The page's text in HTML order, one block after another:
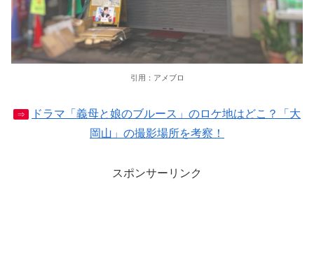
引用：アメブロ
⇒
ドラマ「義母と娘のブルース」のロケ地はどこ？「大
岡山」の撮影場所を考察！
スポンサーリンク